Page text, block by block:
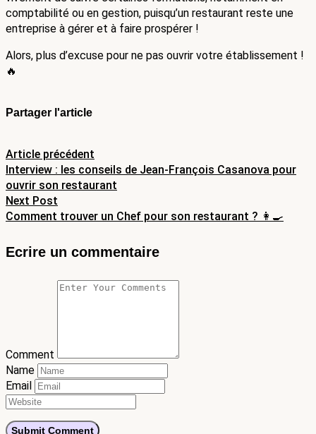
comptabilité ou en gestion, puisqu’un restaurant reste une
entreprise à gérer et à faire prospérer !
Alors, plus d’excuse pour ne pas ouvrir votre établissement !
🔥
Partager l'article
Navigation
de
l’article
Article précédent
Interview : les conseils de Jean-François Casanova pour
ouvrir son restaurant
Next Post
Comment trouver un Chef pour son restaurant ? 👩‍🍳
Ecrire un commentaire
Comment
Name
Email